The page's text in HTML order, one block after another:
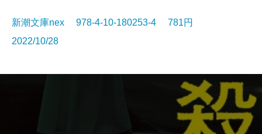
新潮文庫nex 978-4-10-180253-4 781円
2022/10/28